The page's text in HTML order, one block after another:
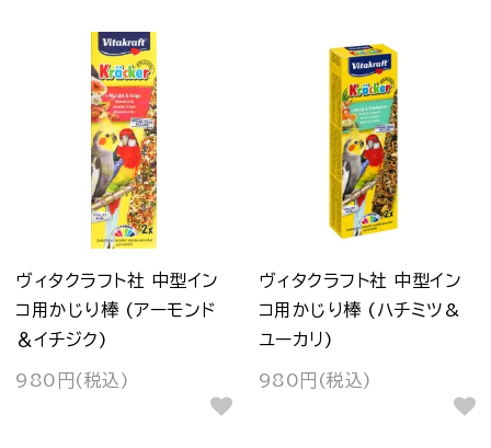
ヴィタクラフト社 中型イン
コ用かじり棒 (アーモンド
＆イチジク)
980円(税込)
ヴィタクラフト社 中型イン
コ用かじり棒 (ハチミツ&
ユーカリ)
980円(税込)